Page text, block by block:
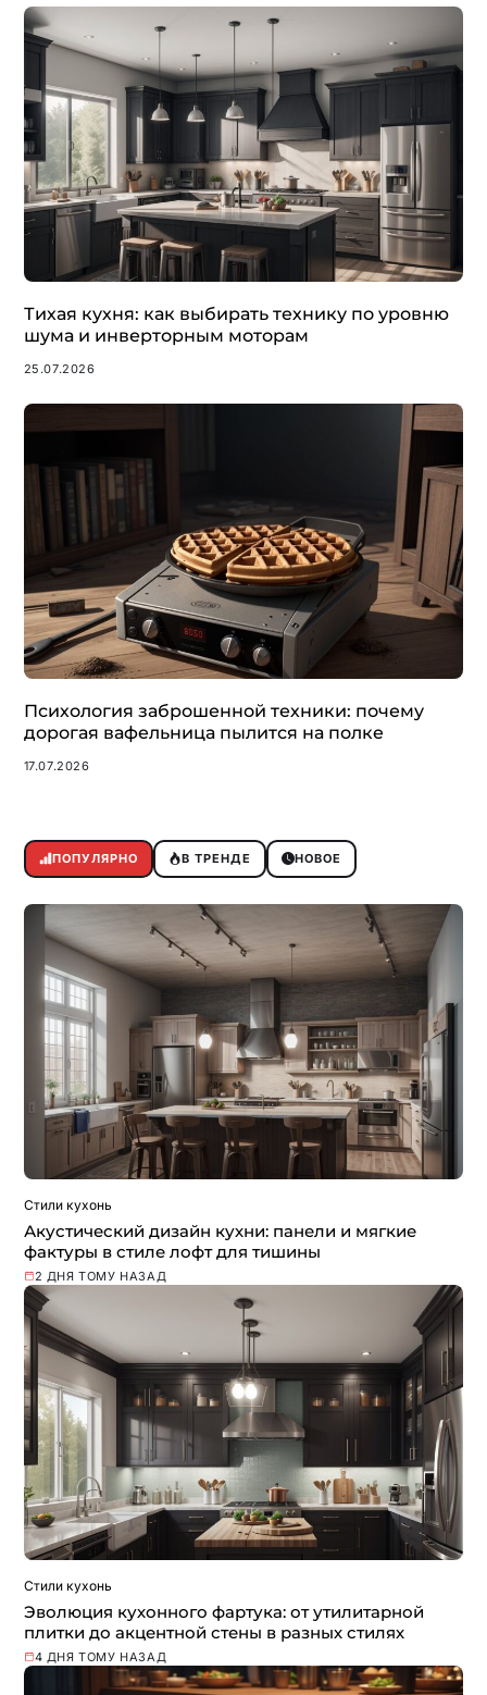
Тихая кухня: как выбирать технику по уровню
шума и инверторным моторам
25.07.2026
Психология заброшенной техники: почему
дорогая вафельница пылится на полке
17.07.2026
ПОПУЛЯРНО В ТРЕНДЕ НОВОЕ
Стили кухонь
Акустический дизайн кухни: панели и мягкие
фактуры в стиле лофт для тишины
2 ДНЯ ТОМУ НАЗАД
Стили кухонь
Эволюция кухонного фартука: от утилитарной
плитки до акцентной стены в разных стилях
4 ДНЯ ТОМУ НАЗАД